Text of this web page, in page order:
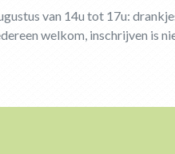
van 14u tot 17u:
welkom, inschrijven is